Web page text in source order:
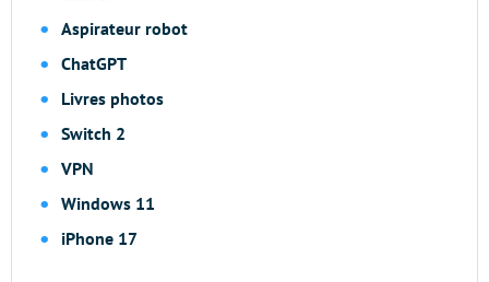
Aspirateur robot
ChatGPT
Livres photos
Switch 2
VPN
Windows 11
iPhone 17